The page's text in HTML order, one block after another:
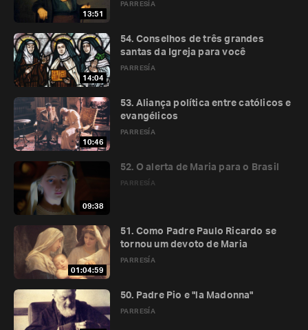
13:51
PARRESÍA
14:04
PARRESÍA
54. Conselhos de três grandes
santas da Igreja para você
10:46
PARRESÍA
53. Aliança política entre católicos e
evangélicos
09:38
PARRESÍA
52. O alerta de Maria para o Brasil
01:04:59
PARRESÍA
51. Como Padre Paulo Ricardo se
tornou um devoto de Maria
PARRESÍA
50. Padre Pio e "la Madonna"